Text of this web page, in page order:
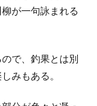
が一句詠まれる
で、釣果とは別
みもある。